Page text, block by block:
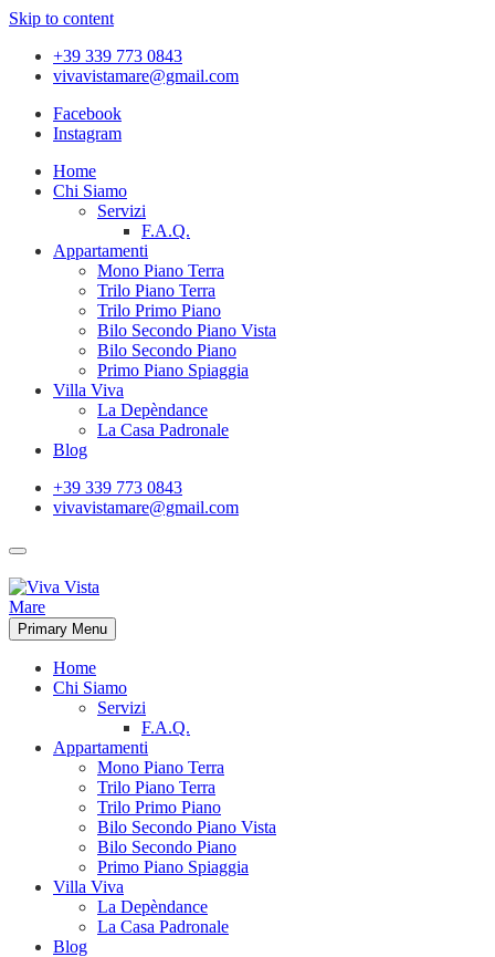
Skip to content
+39 339 773 0843
vivavistamare@gmail.com
Facebook
Instagram
Home
Chi Siamo
Servizi
F.A.Q.
Appartamenti
Mono Piano Terra
Trilo Piano Terra
Trilo Primo Piano
Bilo Secondo Piano Vista
Bilo Secondo Piano
Primo Piano Spiaggia
Villa Viva
La Depèndance
La Casa Padronale
Blog
+39 339 773 0843
vivavistamare@gmail.com
Primary Menu
Home
Chi Siamo
Servizi
F.A.Q.
Appartamenti
Mono Piano Terra
Trilo Piano Terra
Trilo Primo Piano
Bilo Secondo Piano Vista
Bilo Secondo Piano
Primo Piano Spiaggia
Villa Viva
La Depèndance
La Casa Padronale
Blog